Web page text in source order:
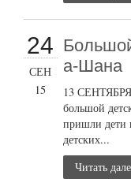
24
СЕН
15
а-Шана
13 СЕНТЯБРЯ
большой
пришли дети
детских...
Читать